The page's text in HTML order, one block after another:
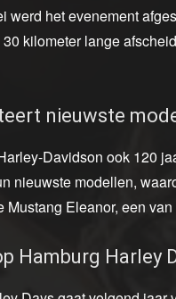
werd het evenement
kilometer lange
nieuwste
Davidson ook 120
nieuwste modellen,
Mustang Eleanor, een
Hamburg Harley